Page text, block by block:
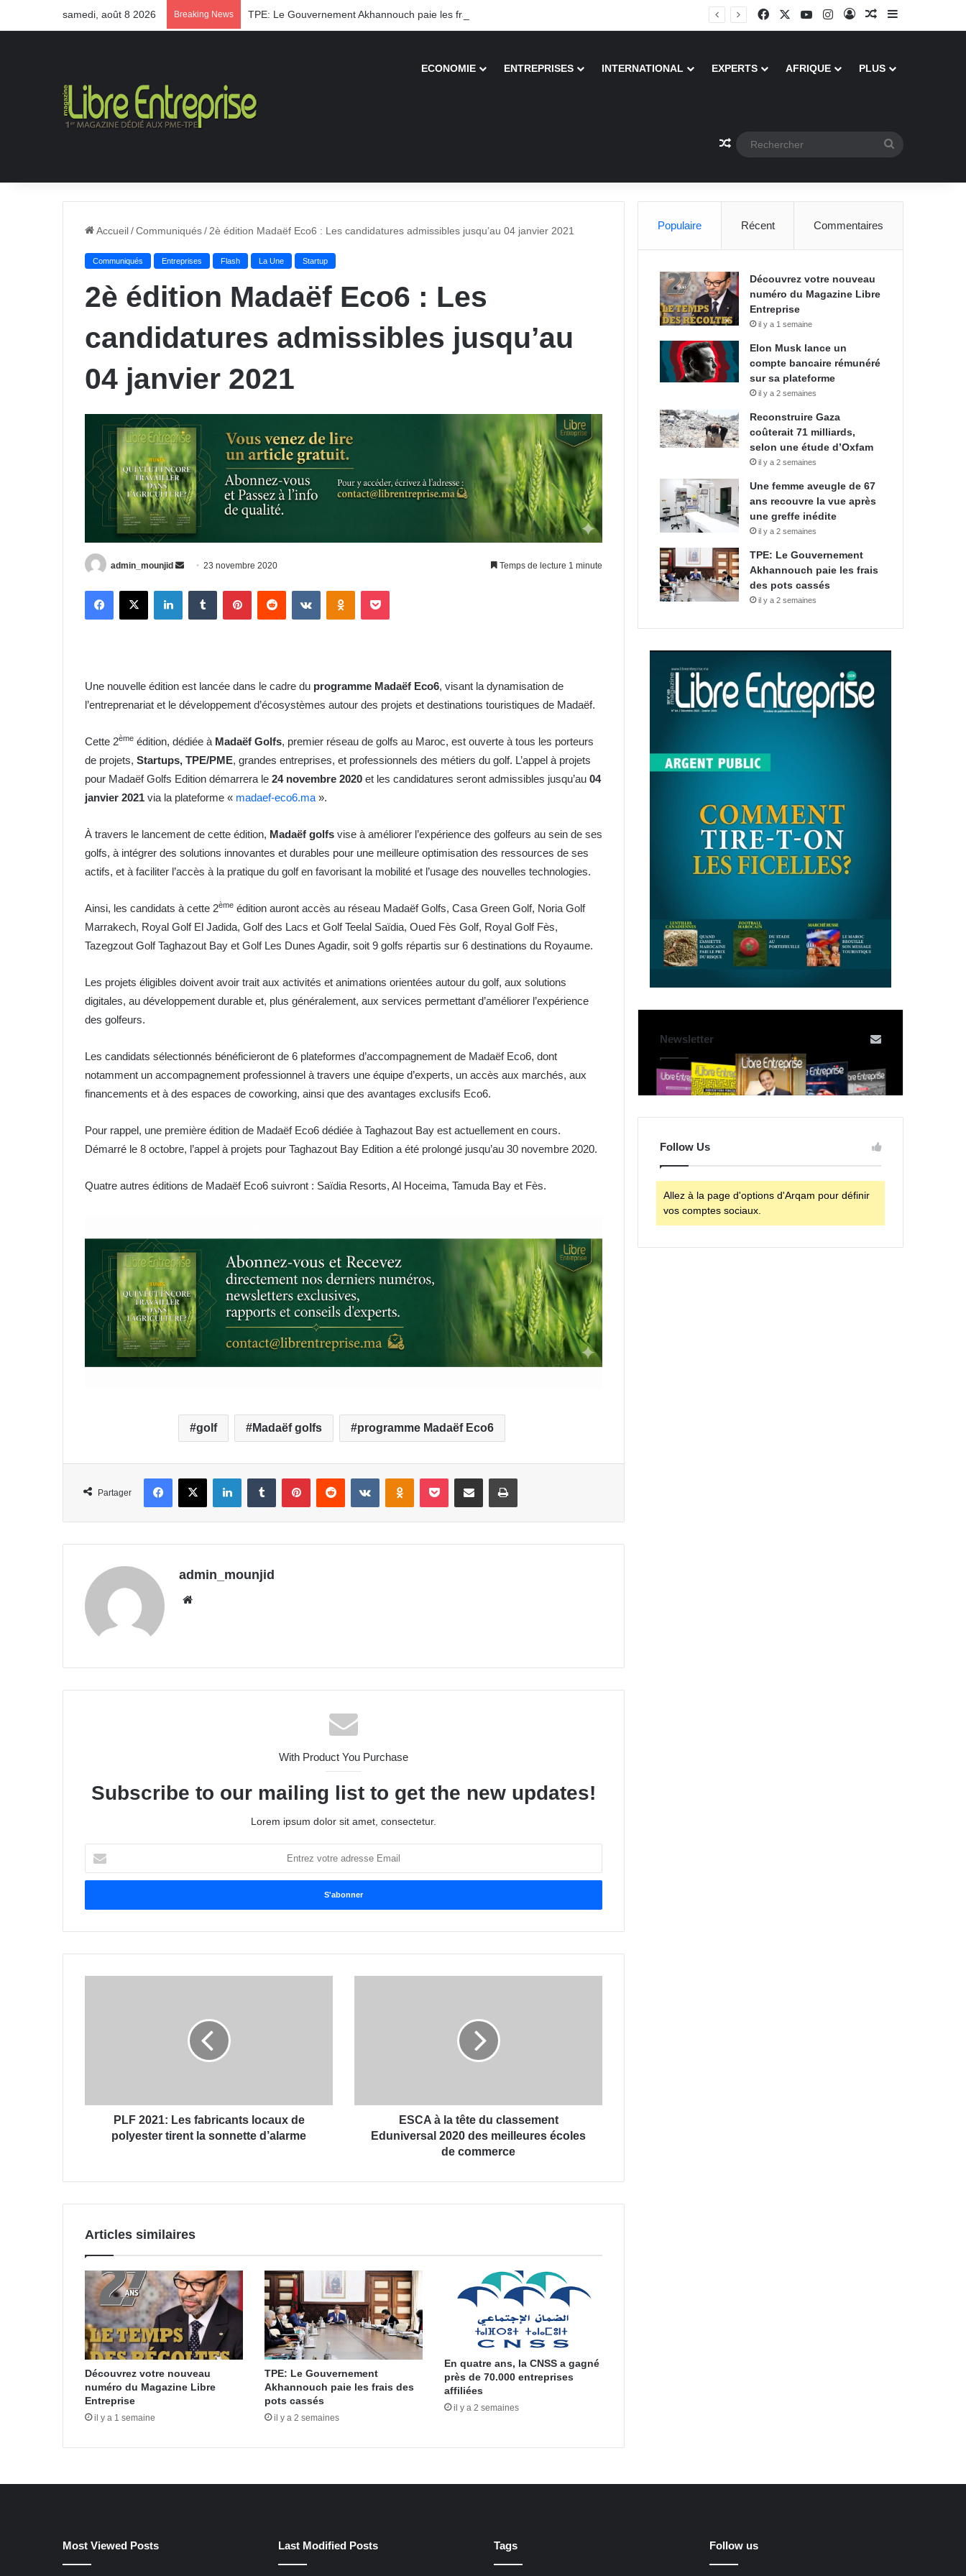
samedi, août 8 2026 Breaking News TPE: Le Gouvernement Akhannouch paie les frais des pots cassés FacebookYouTubeInstagramConnexion
Article Aléatoire
Sidebar
ECONOMIE ENTREPRISES INTERNATIONAL EXPERTS AFRIQUE PLUS
Article Aléatoire
Accueil/Communiqués/ 2è édition Madaëf Eco6 : Les candidatures admissibles jusqu’au 04 janvier 2021
Communiqués Entreprises Flash La Une Startup
2è édition Madaëf Eco6 : Les
candidatures admissibles jusqu’au
04 janvier 2021
admin_mounjid
Envoyer
courriel
23 novembre 2020 Temps de lecture 1 minute
Facebook
X LinkedinTumblr PinterestReddit VKontakteOdnoklassniki
Pocket
Une nouvelle édition est lancée dans le cadre du programme Madaëf Eco6, visant la dynamisation de
l’entreprenariat et le développement d’écosystèmes autour des projets et destinations touristiques de Madaëf.
Cette 2ème édition, dédiée à Madaëf Golfs, premier réseau de golfs au Maroc, est ouverte à tous les porteurs
de projets, Startups, TPE/PME, grandes entreprises, et professionnels des métiers du golf. L’appel à projets
pour Madaëf Golfs Edition démarrera le 24 novembre 2020 et les candidatures seront admissibles jusqu’au 04
janvier 2021 via la plateforme « madaef-eco6.ma ».
À travers le lancement de cette édition, Madaëf golfs vise à améliorer l’expérience des golfeurs au sein de ses
golfs, à intégrer des solutions innovantes et durables pour une meilleure optimisation des ressources de ses
actifs, et à faciliter l’accès à la pratique du golf en favorisant la mobilité et l’usage des nouvelles technologies.
Ainsi, les candidats à cette 2ème édition auront accès au réseau Madaëf Golfs, Casa Green Golf, Noria Golf
Marrakech, Royal Golf El Jadida, Golf des Lacs et Golf Teelal Saïdia, Oued Fès Golf, Royal Golf Fès,
Tazegzout Golf Taghazout Bay et Golf Les Dunes Agadir, soit 9 golfs répartis sur 6 destinations du Royaume.
Les projets éligibles doivent avoir trait aux activités et animations orientées autour du golf, aux solutions
digitales, au développement durable et, plus généralement, aux services permettant d’améliorer l’expérience
des golfeurs.
Les candidats sélectionnés bénéficieront de 6 plateformes d’accompagnement de Madaëf Eco6, dont
notamment un accompagnement professionnel à travers une équipe d’experts, un accès aux marchés, aux
financements et à des espaces de coworking, ainsi que des avantages exclusifs Eco6.
Pour rappel, une première édition de Madaëf Eco6 dédiée à Taghazout Bay est actuellement en cours.
Démarré le 8 octobre, l’appel à projets pour Taghazout Bay Edition a été prolongé jusqu’au 30 novembre 2020.
Quatre autres éditions de Madaëf Eco6 suivront : Saïdia Resorts, Al Hoceima, Tamuda Bay et Fès.
golf Madaëf golfs programme Madaëf Eco6
Partager
Facebook
X LinkedinTumblr PinterestReddit VKontakteOdnoklassniki
Pocket Partager par email Imprimer
admin_mounjid
With Product You Purchase
Subscribe to our mailing list to get the new updates!
Lorem ipsum dolor sit amet, consectetur.
votre
adresse
PLF 2021: Les fabricants locaux de
polyester tirent la sonnette d’alarme
ESCA à la tête du classement
Eduniversal 2020 des meilleures écoles
de commerce
Articles similaires
Découvrez votre nouveau
numéro du Magazine Libre
Entreprise
il y a 1 semaine
TPE: Le Gouvernement
Akhannouch paie les frais des
pots cassés
il y a 2 semaines
En quatre ans, la CNSS a gagné
près de 70.000 entreprises
affiliées
il y a 2 semaines
Populaire Récent Commentaires
Découvrez votre nouveau
numéro du Magazine Libre
Entreprise
il y a 1 semaine
Elon Musk lance un
compte bancaire rémunéré
sur sa plateforme
il y a 2 semaines
Reconstruire Gaza
coûterait 71 milliards,
selon une étude d’Oxfam
il y a 2 semaines
Une femme aveugle de 67
ans recouvre la vue après
une greffe inédite
il y a 2 semaines
TPE: Le Gouvernement
Akhannouch paie les frais
des pots cassés
il y a 2 semaines
Newsletter
Follow Us
Allez à la page d'options d'Arqam pour définir
vos comptes sociaux.
Most Viewed Posts Last Modified Posts Tags Follow us